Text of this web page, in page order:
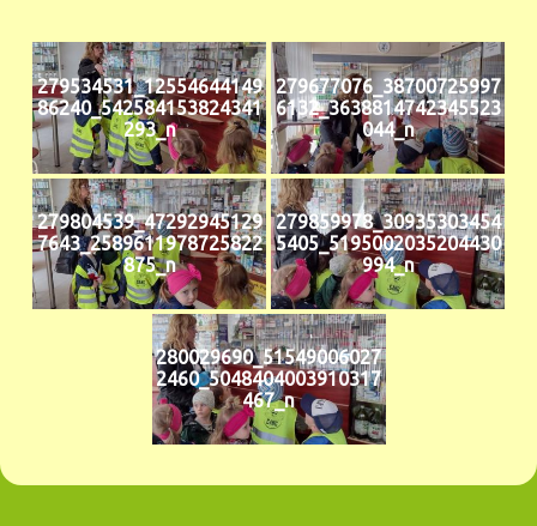
279534531_12554644149
86240_542584153824341
293_n
279677076_38700725997
6132_3638814742345523
044_n
279804539_47292945129
7643_2589611978725822
875_n
279859978_30935303454
5405_5195002035204430
994_n
280029690_51549006027
2460_5048404003910317
467_n